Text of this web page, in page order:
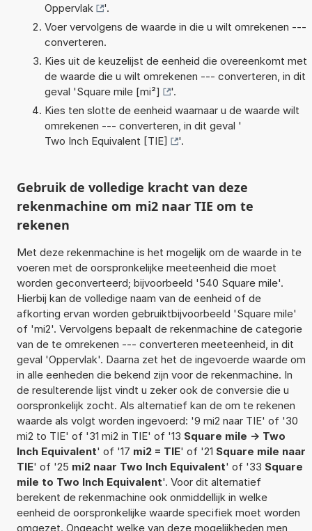
Oppervlak
'.
Voer vervolgens de waarde in die u wilt omrekenen ---
converteren.
Kies uit de keuzelijst de eenheid die overeenkomt met
de waarde die u wilt omrekenen --- converteren, in dit
geval 'Square mile [mi²]
'.
Kies ten slotte de eenheid waarnaar u de waarde wilt
omrekenen --- converteren, in dit geval '
Two Inch Equivalent [TIE]
'.
Gebruik de volledige kracht van deze
rekenmachine om mi2 naar TIE om te
rekenen
Met deze rekenmachine is het mogelijk om de waarde in te
voeren met de oorspronkelijke meeteenheid die moet
worden geconverteerd; bijvoorbeeld '540 Square mile'.
Hierbij kan de volledige naam van de eenheid of de
afkorting ervan worden gebruiktbijvoorbeeld 'Square mile'
of 'mi2'. Vervolgens bepaalt de rekenmachine de categorie
van de te omrekenen --- converteren meeteenheid, in dit
geval 'Oppervlak'. Daarna zet het de ingevoerde waarde om
in alle eenheden die bekend zijn voor de rekenmachine. In
de resulterende lijst vindt u zeker ook de conversie die u
oorspronkelijk zocht. Als alternatief kan de om te rekenen
waarde als volgt worden ingevoerd: '9 mi2 naar TIE' of '30
mi2 to TIE' of '31 mi2 in TIE' of '13 Square mile -> Two
Inch Equivalent' of '17 mi2 = TIE' of '21 Square mile naar
TIE' of '25 mi2 naar Two Inch Equivalent' of '33 Square
mile to Two Inch Equivalent'. Voor dit alternatief
berekent de rekenmachine ook onmiddellijk in welke
eenheid de oorspronkelijke waarde specifiek moet worden
omgezet. Ongeacht welke van deze mogelijkheden men